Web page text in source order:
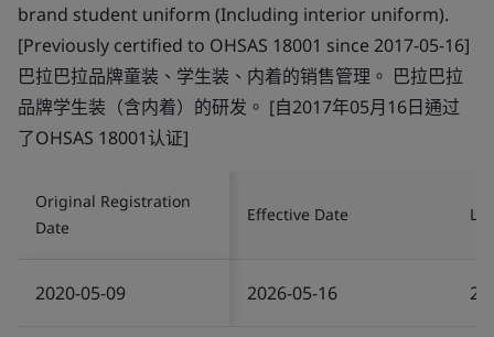
brand student uniform (Including interior uniform).
[Previously certified to OHSAS 18001 since 2017-05-16]
巴拉巴拉品牌童装、学生装、内着的销售管理。 巴拉巴拉
品牌学生装（含内着）的研发。 [自2017年05月16日通过
了OHSAS 18001认证]
Original Registration
Date
Effective Date
2020-05-09 2026-05-16